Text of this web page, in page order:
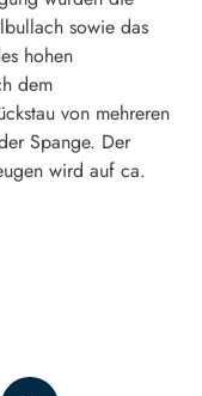
sowie das
hohen
dem
von mehreren
Spange. Der
wird auf ca.